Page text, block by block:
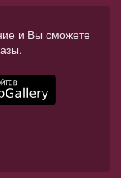
и Вы сможете